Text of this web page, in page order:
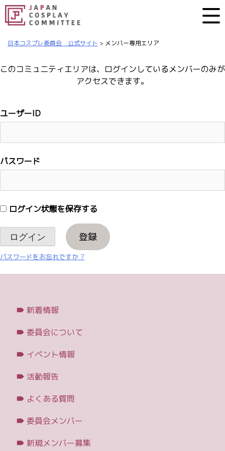
日本コスプレ委員会 公式サイト > メンバー専用エリア
このコミュニティエリアは、ログインしているメンバーのみが
アクセスできます。
ユーザーID
パスワード
ログイン状態を保存する
登録
パスワードをお忘れですか ?
新着情報
委員会について
イベント情報
活動報告
よくある質問
委員会メンバー
新規メンバー募集